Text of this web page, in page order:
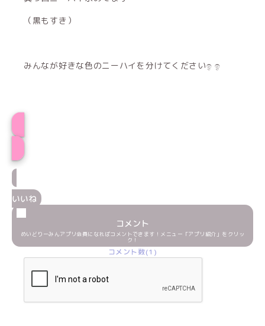
（黒もすき）
みんなが好きな色のニーハイを分けてくださいඉ ඉ
いいね
コメント
めいどりーみんアプリ会員になればコメントできます！メニュー「アプリ紹介」をクリッ
ク！
コメント数(1)